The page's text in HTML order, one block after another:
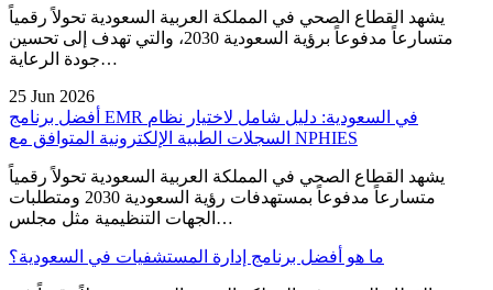
يشهد القطاع الصحي في المملكة العربية السعودية تحولاً رقمياً
متسارعاً مدفوعاً برؤية السعودية 2030، والتي تهدف إلى تحسين
جودة الرعاية…
25 Jun 2026
أفضل برنامج EMR في السعودية: دليل شامل لاختيار نظام
السجلات الطبية الإلكترونية المتوافق مع NPHIES
يشهد القطاع الصحي في المملكة العربية السعودية تحولاً رقمياً
متسارعاً مدفوعاً بمستهدفات رؤية السعودية 2030 ومتطلبات
الجهات التنظيمية مثل مجلس…
ما هو أفضل برنامج إدارة المستشفيات في السعودية؟